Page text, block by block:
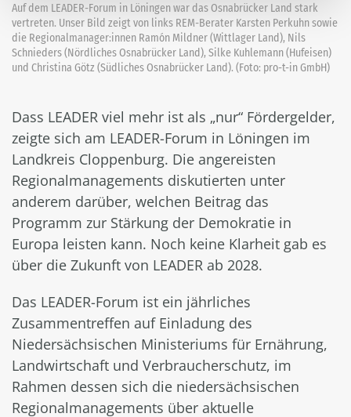
Auf dem LEADER-Forum in Löningen war das Osnabrücker Land stark
vertreten. Unser Bild zeigt von links REM-Berater Karsten Perkuhn sowie
die Regionalmanager:innen Ramón Mildner (Wittlager Land), Nils
Schnieders (Nördliches Osnabrücker Land), Silke Kuhlemann (Hufeisen)
und Christina Götz (Südliches Osnabrücker Land). (Foto: pro-t-in GmbH)
Dass LEADER viel mehr ist als „nur“ Fördergelder,
zeigte sich am LEADER-Forum in Löningen im
Landkreis Cloppenburg. Die angereisten
Regionalmanagements diskutierten unter
anderem darüber, welchen Beitrag das
Programm zur Stärkung der Demokratie in
Europa leisten kann. Noch keine Klarheit gab es
über die Zukunft von LEADER ab 2028.
Das LEADER-Forum ist ein jährliches
Zusammentreffen auf Einladung des
Niedersächsischen Ministeriums für Ernährung,
Landwirtschaft und Verbraucherschutz, im
Rahmen dessen sich die niedersächsischen
Regionalmanagements über aktuelle